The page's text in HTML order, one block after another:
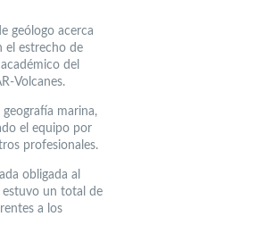
geólogo acerca
el estrecho de
del
Volcanes.
marina,
el equipo por
profesionales.
obligada al
estuvo un total de
a los